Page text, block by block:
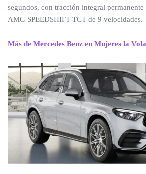
segundos, con tracción integral
AMG SPEEDSHIFT TCT de 9 velocidades.
Más de Mercedes Benz en Mujeres la